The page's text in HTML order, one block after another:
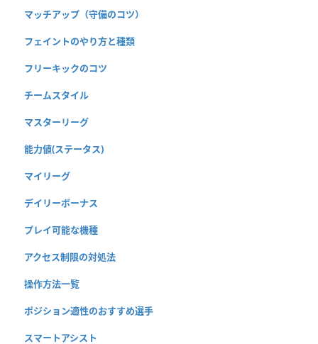
マッチアップ（守備のコツ）
フェイントのやり方と種類
フリーキックのコツ
チームスタイル
マスターリーグ
能力値(ステータス)
マイリーグ
デイリーボーナス
プレイ可能な機種
アクセス制限の対処法
操作方法一覧
ポジション適性のおすすめ選手
スマートアシスト